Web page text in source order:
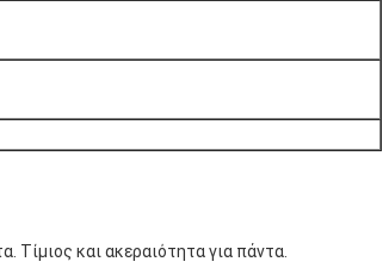
Τίμιος και ακεραιότητα για πάντα.